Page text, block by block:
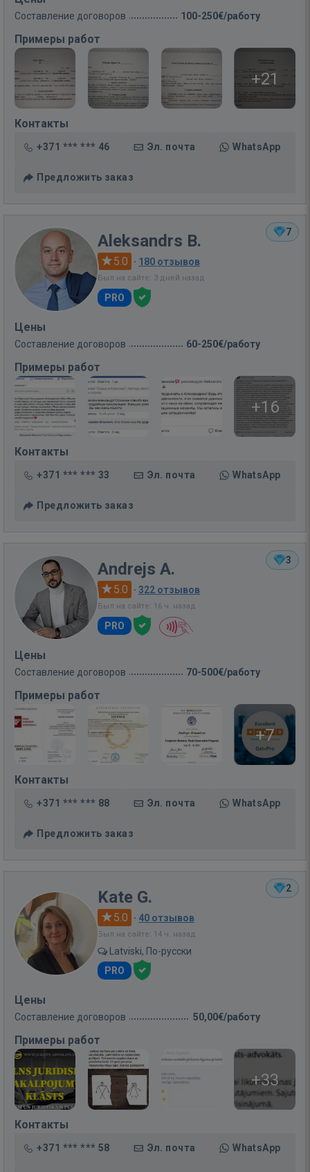
Составление договоров 100-250€/работу
Примеры работ
+21
Контакты
+371 *** *** 46 Эл. почта WhatsApp
Предложить заказ
7
Aleksandrs B.
5.0 · 180 отзывов
Был на сайте: 3 дней назад
PRO
Цены
Составление договоров 60-250€/работу
Примеры работ
+16
Контакты
+371 *** *** 33 Эл. почта WhatsApp
Предложить заказ
3
Andrejs A.
5.0 · 322 отзывов
Был на сайте: 16 ч. назад
PRO
Цены
Составление договоров 70-500€/работу
Примеры работ
+7
Контакты
+371 *** *** 88 Эл. почта WhatsApp
Предложить заказ
2
Kate G.
5.0 · 40 отзывов
Был на сайте: 14 ч. назад
Latviski, По-русски
PRO
Цены
Составление договоров 50,00€/работу
Примеры работ
+33
Контакты
+371 *** *** 58 Эл. почта WhatsApp